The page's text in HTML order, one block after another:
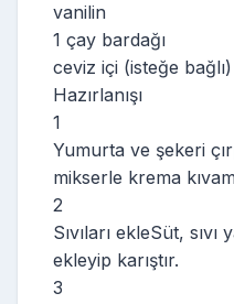
vanilin
1 çay bardağı
ceviz içi (isteğe bağlı)
Hazırlanışı
1
Yumurta ve şekeri
mikserle krema
2
Sıvıları ekleSüt,
ekleyip karıştır.
3